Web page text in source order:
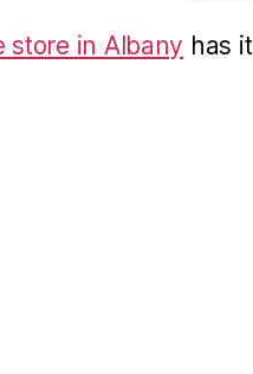
store in Albany has